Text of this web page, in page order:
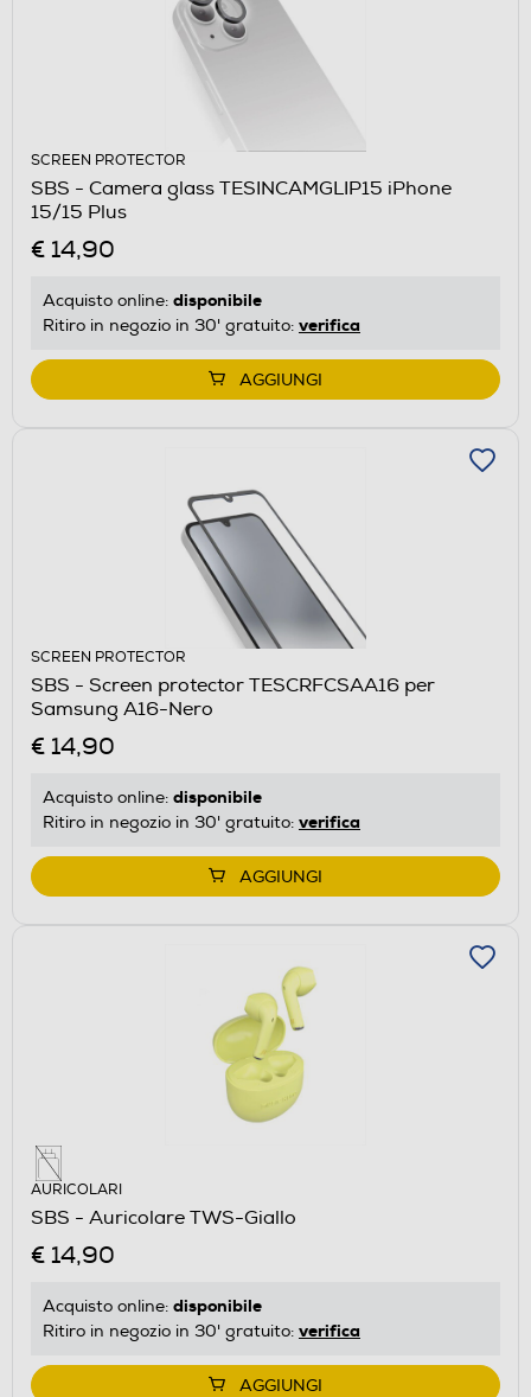
SCREEN PROTECTOR
SBS - Camera glass TESINCAMGLIP15 iPhone
15/15 Plus
€ 14,90
Acquisto online: disponibile
Ritiro in negozio in 30' gratuito: verifica
AGGIUNGI
SCREEN PROTECTOR
SBS - Screen protector TESCRFCSAA16 per
Samsung A16-Nero
€ 14,90
Acquisto online: disponibile
Ritiro in negozio in 30' gratuito: verifica
AGGIUNGI
AURICOLARI
SBS - Auricolare TWS-Giallo
€ 14,90
Acquisto online: disponibile
Ritiro in negozio in 30' gratuito: verifica
AGGIUNGI